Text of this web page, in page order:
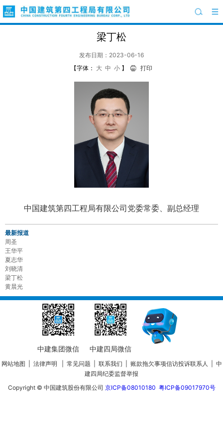
梁丁松
发布日期：2023-06-16
【字体： 大 中 小 】 打印
中国建筑第四工程局有限公司党委常委、副总经理
最新报道
周圣
王华平
夏志华
刘晓清
梁丁松
黄晨光
中建集团微信 中建四局微信
网站地图 法律声明 常见问题 联系我们 账款拖欠事项信访投诉联系人
中
建四局纪委监督举报
Copyright © 中国建筑股份有限公司 京ICP备08010180 粤ICP备09017970号